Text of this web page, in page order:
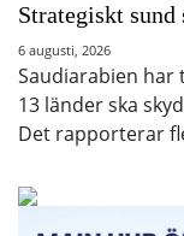
Strategiskt sund
6 augusti, 2026
Saudiarabien har
13 länder ska
Det rapporterar